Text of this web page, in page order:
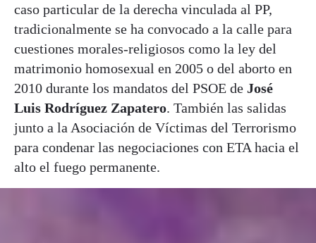
caso particular de la derecha vinculada al PP,
tradicionalmente se ha convocado a la calle para
cuestiones morales-religiosos como la ley del
matrimonio homosexual en 2005 o del aborto en
2010 durante los mandatos del PSOE de José
Luis Rodríguez Zapatero. También las salidas
junto a la Asociación de Víctimas del Terrorismo
para condenar las negociaciones con ETA hacia el
alto el fuego permanente.